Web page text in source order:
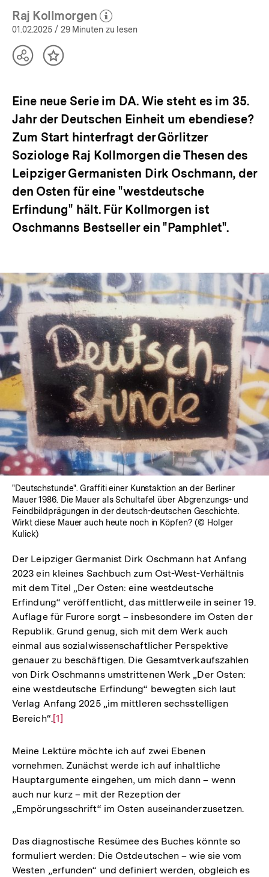
Raj Kollmorgen
(Mehr zum Autor)
öffnen
01.02.2025 / 29 Minuten zu lesen
TeilenInhalt
Eine neue Serie im DA. Wie steht es im 35.
Jahr der Deutschen Einheit um ebendiese?
Zum Start hinterfragt der Görlitzer
Soziologe Raj Kollmorgen die Thesen des
Leipziger Germanisten Dirk Oschmann, der
den Osten für eine "westdeutsche
Erfindung" hält. Für Kollmorgen ist
Oschmanns Bestseller ein "Pamphlet".
"Deutschstunde". Graffiti einer Kunstaktion an der Berliner
Mauer 1986. Die Mauer als Schultafel über Abgrenzungs- und
Feindbildprägungen in der deutsch-deutschen Geschichte.
Wirkt diese Mauer auch heute noch in Köpfen? (© Holger
Kulick)
Der Leipziger Germanist Dirk Oschmann hat Anfang
2023 ein kleines Sachbuch zum Ost-West-Verhältnis
mit dem Titel „Der Osten: eine westdeutsche
Erfindung“ veröffentlicht, das mittlerweile in seiner 19.
Auflage für Furore sorgt – insbesondere im Osten der
Republik. Grund genug, sich mit dem Werk auch
einmal aus sozialwissenschaftlicher Perspektive
genauer zu beschäftigen. Die Gesamtverkaufszahlen
von Dirk Oschmanns umstrittenen Werk „Der Osten:
eine westdeutsche Erfindung“ bewegten sich laut
Verlag Anfang 2025 „im mittleren sechsstelligen
Bereich“.Zur
der
Fußnote
[1]
Meine Lektüre möchte ich auf zwei Ebenen
vornehmen. Zunächst werde ich auf inhaltliche
Hauptargumente eingehen, um mich dann – wenn
auch nur kurz – mit der Rezeption der
„Empörungsschrift“ im Osten auseinanderzusetzen.
Das diagnostische Resümee des Buches könnte so
formuliert werden: Die Ostdeutschen – wie sie vom
Westen „erfunden“ und definiert werden, obgleich es